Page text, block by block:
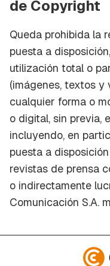
de Copyright
Queda prohibida la
puesta a
utilización total o
(imágenes, textos y
cualquier forma o
o digital, sin previa,
incluyendo, en
puesta a
revistas de prensa
o indirectamente
Comunicación S.A.